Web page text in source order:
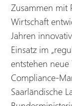
Zusammen mit
Wirtschaft
Jahren
Einsatz im
entstehen
Compliance-
Saarländische